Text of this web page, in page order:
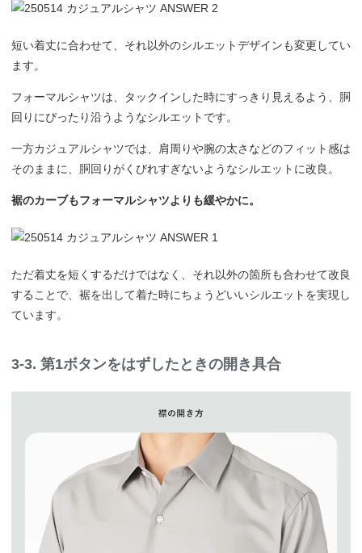
短い着丈に合わせて、それ以外のシルエットデザインも変更してい
ます。
フォーマルシャツは、タックインした時にすっきり見えるよう、胴
回りにぴったり沿うようなシルエットです。
一方カジュアルシャツでは、肩周りや腕の太さなどのフィット感は
そのままに、胴回りがくびれすぎないようなシルエットに改良。
裾のカーブもフォーマルシャツよりも緩やかに。
ただ着丈を短くするだけではなく、それ以外の箇所も合わせて改良
することで、裾を出して着た時にちょうどいいシルエットを実現し
ています。
3-3. 第1ボタンをはずしたときの開き具合